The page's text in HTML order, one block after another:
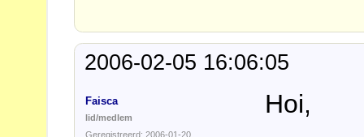
2006-02-05 16:06:05
Faisca
lid/medlem
Geregistreerd: 2006-01-20
Hoi,